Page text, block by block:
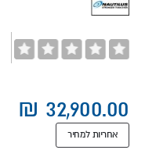
אחריות למחיר